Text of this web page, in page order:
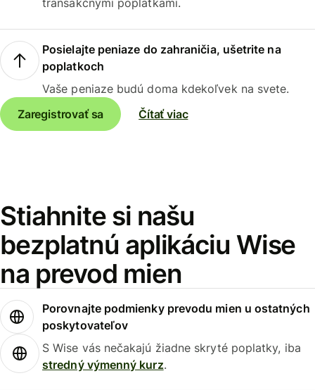
transakčnými poplatkami.
Posielajte peniaze do zahraničia, ušetrite na
poplatkoch
Vaše peniaze budú doma kdekoľvek na svete.
Zaregistrovať sa
Čítať viac
Stiahnite si našu
bezplatnú aplikáciu Wise
na prevod mien
Porovnajte podmienky prevodu mien u ostatných
poskytovateľov
S Wise vás nečakajú žiadne skryté poplatky, iba
stredný výmenný kurz.